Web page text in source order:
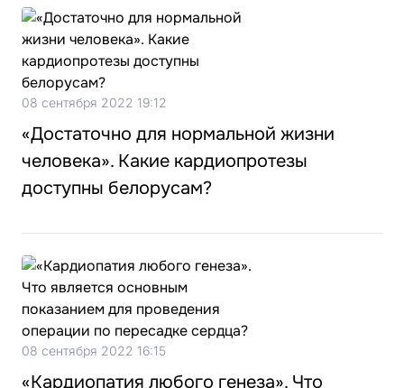
08 сентября 2022 19:12
«Достаточно для нормальной жизни
человека». Какие кардиопротезы
доступны белорусам?
08 сентября 2022 16:15
«Кардиопатия любого генеза». Что